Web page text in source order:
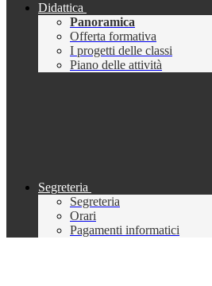
Didattica
Panoramica
Offerta formativa
I progetti delle classi
Piano delle attività
Segreteria
Segreteria
Orari
Pagamenti informatici